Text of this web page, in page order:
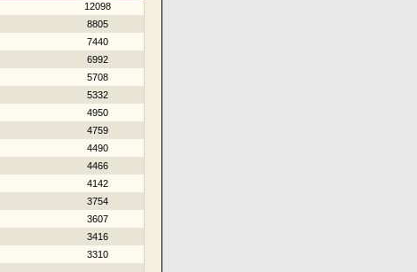
12098
8805
7440
6992
5708
5332
4950
4759
4490
4466
4142
3754
3607
3416
3310